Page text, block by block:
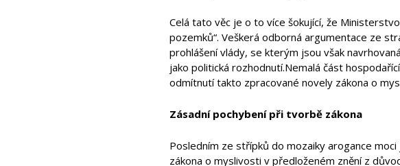
Celá tato věc je o to více šokující, že
pozemků“. Veškerá odborná argumentace ze
prohlášení vlády, se kterým jsou však
jako politická rozhodnutí.Nemalá část
odmítnutí takto zpracované novely zákona o
Zásadní pochybení při tvorbě zákona
Posledním ze střípků do mozaiky arogance
zákona o myslivosti v předloženém znění z